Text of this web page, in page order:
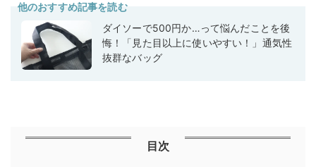
他のおすすめ記事を読む
ダイソーで500円か…って悩んだことを後
悔！「見た目以上に使いやすい！」通気性
抜群なバッグ
目次